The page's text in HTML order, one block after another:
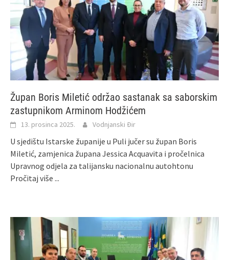
Župan Boris Miletić održao sastanak sa saborskim
zastupnikom Arminom Hodžićem
13. prosinca 2025. Vodnjanski Đir
U sjedištu Istarske županije u Puli jučer su župan Boris
Miletić, zamjenica župana Jessica Acquavita i pročelnica
Upravnog odjela za talijansku nacionalnu autohtonu
Pročitaj više ...